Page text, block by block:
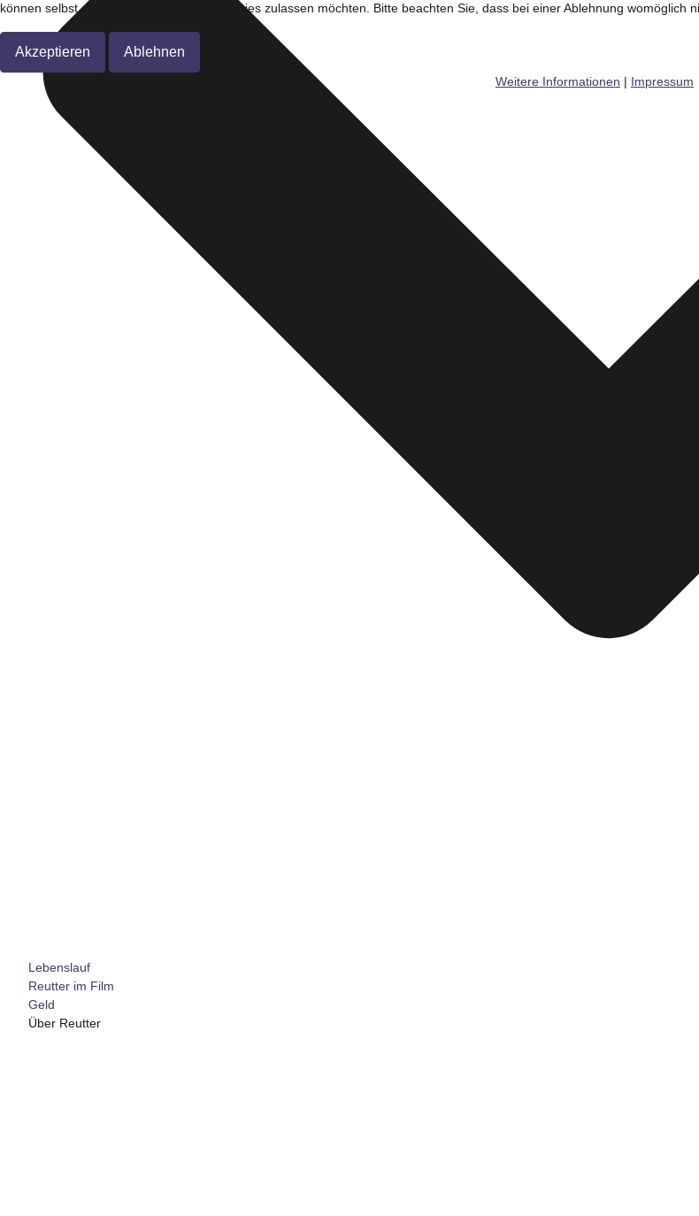
Lebenslauf
Reutter im Film
Geld
Über Reutter
können selbst entscheiden, ob Sie die Cookies zulassen möchten. Bitte beachten Sie, dass bei einer Ablehnung womöglich
Akzeptieren Ablehnen
Weitere Informationen | Impressum